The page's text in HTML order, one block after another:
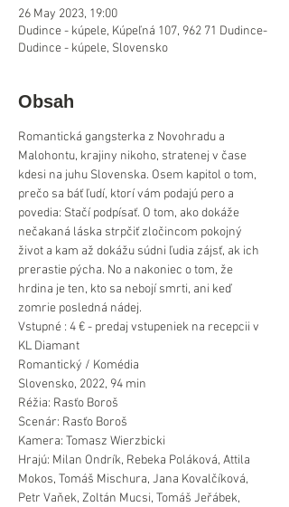
26 May 2023, 19:00
Dudince - kúpele, Kúpeľná 107, 962 71 Dudince-
Dudince - kúpele, Slovensko
Obsah
Romantická gangsterka z Novohradu a
Malohontu, krajiny nikoho, stratenej v čase
kdesi na juhu Slovenska. Osem kapitol o tom,
prečo sa báť ľudí, ktorí vám podajú pero a
povedia: Stačí podpísať. O tom, ako dokáže
nečakaná láska strpčiť zločincom pokojný
život a kam až dokážu súdni ľudia zájsť, ak ich
prerastie pýcha. No a nakoniec o tom, že
hrdina je ten, kto sa nebojí smrti, ani keď
zomrie posledná nádej.
Vstupné : 4 € - predaj vstupeniek na recepcii v
KL Diamant
Romantický / Komédia
Slovensko, 2022, 94 min
Réžia: Rasťo Boroš
Scenár: Rasťo Boroš
Kamera: Tomasz Wierzbicki
Hrajú: Milan Ondrík, Rebeka Poláková, Attila
Mokos, Tomáš Mischura, Jana Kovalčíková,
Petr Vaňek, Zoltán Mucsi, Tomáš Jeřábek,